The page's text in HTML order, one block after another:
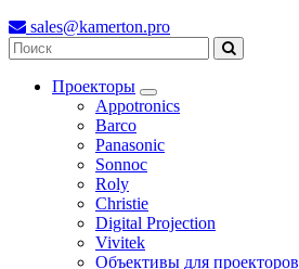
sales@kamerton.pro
Проекторы
Appotronics
Barco
Panasonic
Sonnoc
Roly
Christie
Digital Projection
Vivitek
Объективы для проекторов